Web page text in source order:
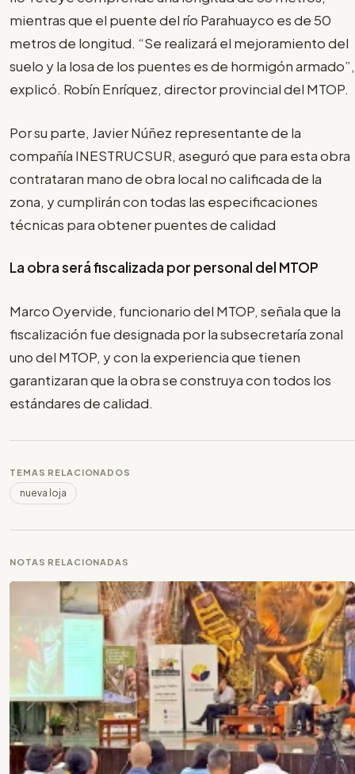
mientras que el puente del río Parahuayco es de 50
metros de longitud. “Se realizará el mejoramiento del
suelo y la losa de los puentes es de hormigón armado”,
explicó. Robín Enríquez, director provincial del MTOP.
Por su parte, Javier Núñez representante de la
compañía INESTRUCSUR, aseguró que para esta obra
contrataran mano de obra local no calificada de la
zona, y cumplirán con todas las especificaciones
técnicas para obtener puentes de calidad
La obra será fiscalizada por personal del MTOP
Marco Oyervide, funcionario del MTOP, señala que la
fiscalización fue designada por la subsecretaría zonal
uno del MTOP, y con la experiencia que tienen
garantizaran que la obra se construya con todos los
estándares de calidad.
TEMAS RELACIONADOS
nueva loja
NOTAS RELACIONADAS